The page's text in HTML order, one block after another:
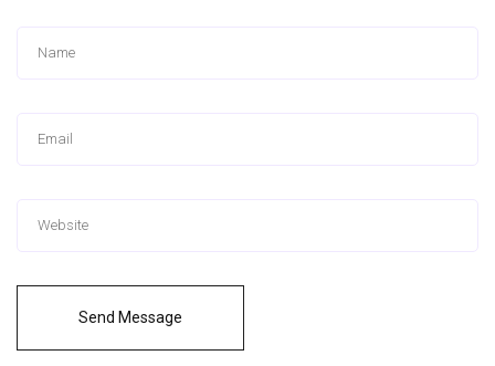
Send Message